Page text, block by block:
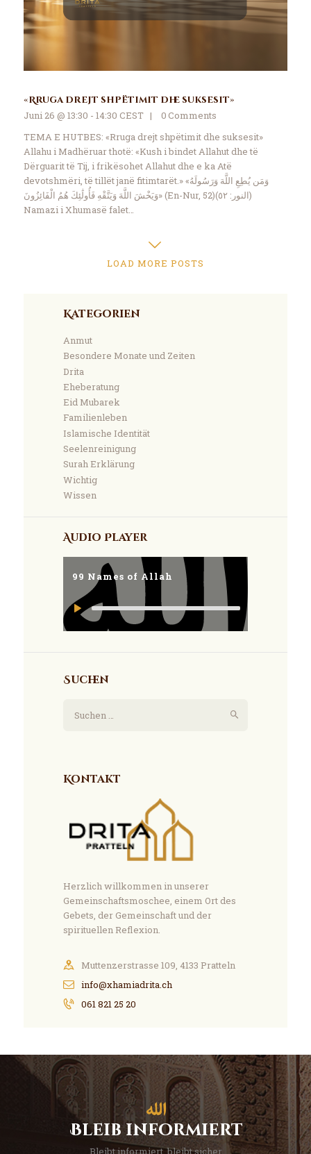
«Rruga drejt shpëtimit dhe suksesit»
Juni 26 @ 13:30 - 14:30 CEST
0Comments
TEMA E HUTBES: «Rruga drejt shpëtimit dhe suksesit»
Allahu i Madhëruar thotë: «Kush i bindet Allahut dhe të
Dërguarit të Tij, i frikësohet Allahut dhe e ka Atë
devotshmëri, të tillët janë fitimtarët.» «وَمَن يُطِعِ اللَّهَ وَرَسُولَهُ
وَيَخْشَ اللَّهَ وَيَتَّقْهِ فَأُولَٰئِكَ هُمُ الْفَائِزُونَ» (En-Nur, 52)(النور: ٥٢)
Namazi i Xhumasë falet…
LOAD MORE POSTS
Kategorien
Anmut
Besondere Monate und Zeiten
Drita
Eheberatung
Eid Mubarek
Familienleben
Islamische Identität
Seelenreinigung
Surah Erklärung
Wichtig
Wissen
Audio Player
99 Names of Allah
Suchen
nach:
Kontakt
Herzlich willkommen in unserer
Gemeinschaftsmoschee, einem Ort des
Gebets, der Gemeinschaft und der
spirituellen Reflexion.
Muttenzerstrasse 109, 4133 Pratteln
info@xhamiadrita.ch
061 821 25 20
Bleib informiert